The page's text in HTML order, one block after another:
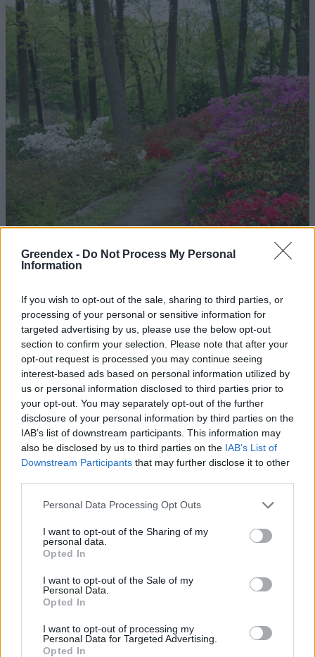
Greendex - Do Not Process My Personal
Information
If you wish to opt-out of the sale, sharing to third parties, or
processing of your personal or sensitive information for
targeted advertising by us, please use the below opt-out
section to confirm your selection. Please note that after your
opt-out request is processed you may continue seeing
interest-based ads based on personal information utilized by
us or personal information disclosed to third parties prior to
your opt-out. You may separately opt-out of the further
disclosure of your personal information by third parties on the
IAB’s list of downstream participants. This information may
also be disclosed by us to third parties on the IAB’s List of
Downstream Participants that may further disclose it to other
Personal Data Processing Opt Outs
I want to opt-out of the Sharing of my
personal data.
Opted In
I want to opt-out of the Sale of my
Personal Data.
Opted In
I want to opt-out of processing my
Personal Data for Targeted Advertising.
Opted In
Magyarország tele van gyönyörű növényekkel, így arborétumokkal
is. A jó idő beköszöntével érdemes minél többet felkeresni.
Születésnapi programokkal várja a
hétvégén a közönséget a 160 éves
Fővárosi Állatkert
ÉLŐ BOLYGÓNK
Szedd magad őszibarack: itt vannak
a legjobb lelőhelyek!
SZEMLE